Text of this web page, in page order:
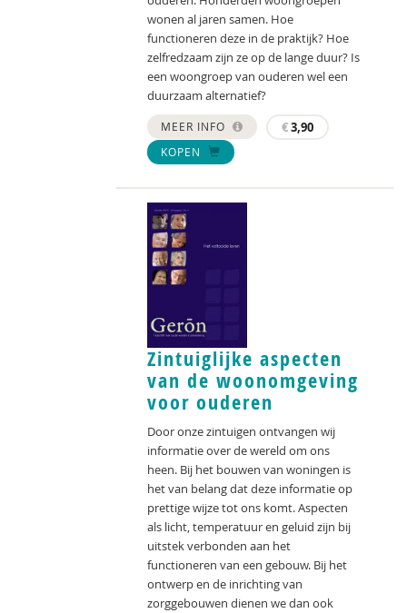
wonen al jaren samen. Hoe
functioneren deze in de praktijk? Hoe
zelfredzaam zijn ze op de lange duur? Is
een woongroep van ouderen wel een
duurzaam alternatief?
MEER INFO €3,90
KOPEN
Zintuiglijke aspecten
van de woonomgeving
voor ouderen
Door onze zintuigen ontvangen wij
informatie over de wereld om ons
heen. Bij het bouwen van woningen is
het van belang dat deze informatie op
prettige wijze tot ons komt. Aspecten
als licht, temperatuur en geluid zijn bij
uitstek verbonden aan het
functioneren van een gebouw. Bij het
ontwerp en de inrichting van
zorggebouwen dienen we dan ook